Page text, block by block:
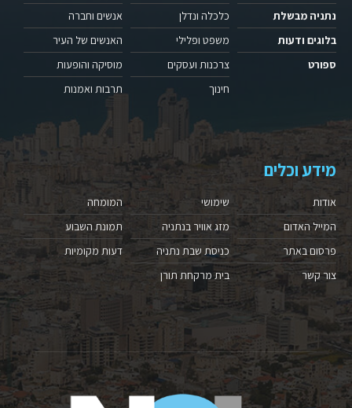
נתניה מבשלת
בלוגים ודעות
ספורט
כלכלה ונדלן
משפט ופלילי
צרכנות ועסקים
חינוך
אנשים וחברה
האנשים של העיר
מוסיקה והופעות
תרבות ואמנות
מידע וכלים
אודות
המייל האדום
פרסום באתר
צור קשר
שימושי
מזג אוויר בנתניה
כניסת שבת נתניה
בית מרקחת תורן
המומחה
תמונת השבוע
דעות מקומיות